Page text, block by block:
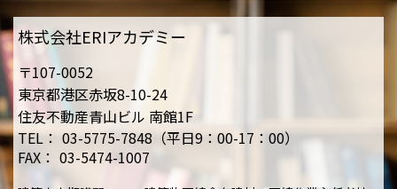
株式会社ERIアカデミー
〒107-0052
東京都港区赤坂8-10-24
住友不動産青山ビル 南館1F
TEL： 03-5775-7848（平日9：00-17：00）
FAX： 03-5474-1007